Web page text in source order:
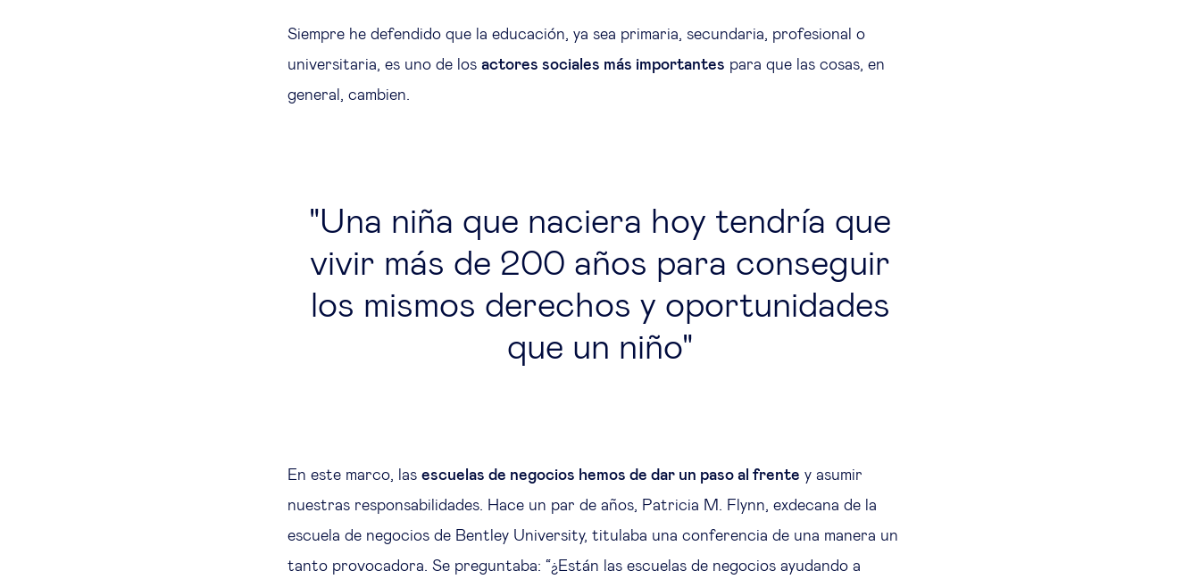
Siempre he defendido que la educación, ya sea primaria, secundaria, profesional o
universitaria, es uno de los actores sociales más importantes para que las cosas, en
general, cambien.
Una niña que naciera hoy tendría que
vivir más de 200 años para conseguir
los mismos derechos y oportunidades
que un niño
En este marco, las escuelas de negocios hemos de dar un paso al frente y asumir
nuestras responsabilidades. Hace un par de años, Patricia M. Flynn, exdecana de la
escuela de negocios de Bentley University, titulaba una conferencia de una manera un
tanto provocadora. Se preguntaba: “¿Están las escuelas de negocios ayudando a